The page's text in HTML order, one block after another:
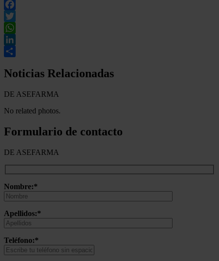
Facebook
Twitter
WhatsApp
LinkedIn
Noticias Relacionadas
DE ASEFARMA
No related photos.
Formulario de contacto
DE ASEFARMA
Nombre:*
Apellidos:*
Teléfono:*